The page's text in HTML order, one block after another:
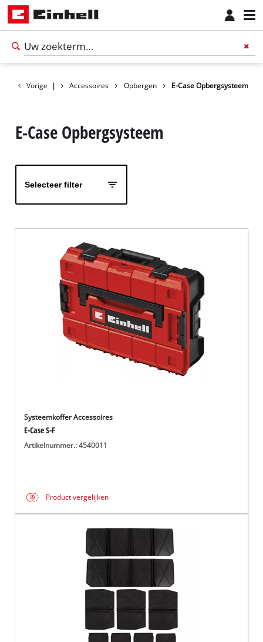
Français
Vorige | Accessoires Opbergen E-Case Opbergsysteem
E-Case Opbergsysteem
Selecteer filter
Systeemkoffer Accessoires
E-Case S-F
Artikelnummer.: 4540011
Product vergelijken